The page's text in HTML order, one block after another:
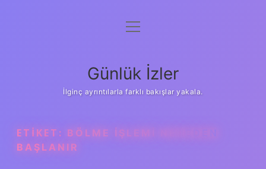
Anasayfa
Yasal Uyarı
menüyü
Günlük İzler
İlginç ayrıntılarla farklı bakışlar yakala.
ETIKET: BÖLME IŞLEMI NEREDEN
BAŞLANIR